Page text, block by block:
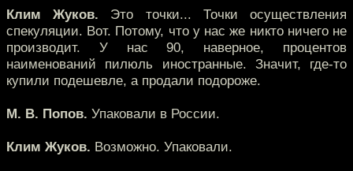
Клим Жуков. Это точки... Точки осуществления
спекуляции. Вот. Потому, что у нас же никто ничего не
производит. У нас 90, наверное, процентов
наименований пилюль иностранные. Значит, где-то
купили подешевле, а продали подороже.
М. В. Попов. Упаковали в России.
Клим Жуков. Возможно. Упаковали.